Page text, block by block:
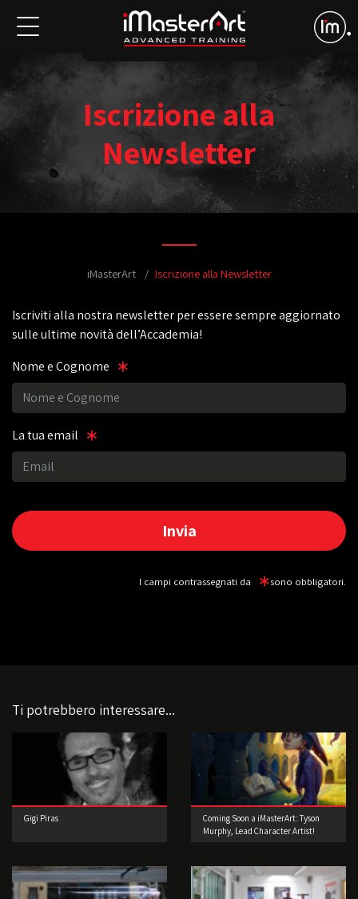
Iscrizione alla
Newsletter
iMasterArt Iscrizione alla Newsletter
Iscriviti alla nostra newsletter per essere sempre aggiornato
sulle ultime novità dell’Accademia!
Nome e Cognome
La tua email
I campi contrassegnati da sono obbligatori.
Ti potrebbero interessare...
Gigi Piras
Coming Soon a iMasterArt: Tyson
Murphy, Lead Character Artist!